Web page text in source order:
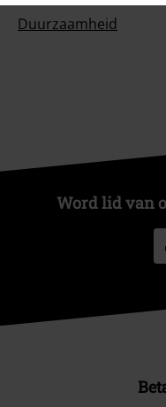
Duurzaamheid
Word lid van